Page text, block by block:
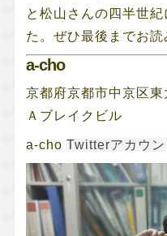
と松山さんの四半世
た。ぜひ最後までお読
a-cho
京都府京都市中京区
Ａブレイクビル
a-cho Twitterアカウン